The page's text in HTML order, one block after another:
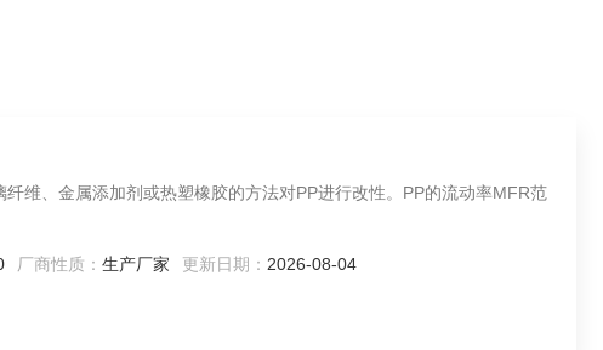
维、金属添加剂或热塑橡胶的方法对PP进行改性。PP的流动率MFR范
厂商性质： 生产厂家 更新日期： 2026-08-04